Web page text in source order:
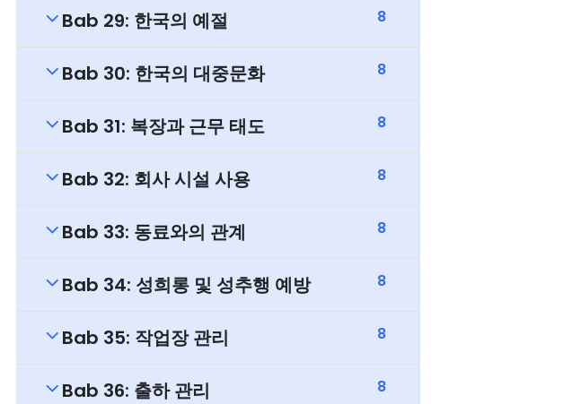
Bab 29: 한국의 예절 8
Bab 30: 한국의 대중문화 8
Bab 31: 복장과 근무 태도 8
Bab 32: 회사 시설 사용 8
Bab 33: 동료와의 관계 8
Bab 34: 성희롱 및 성추행 예방 8
Bab 35: 작업장 관리 8
Bab 36: 출하 관리 8